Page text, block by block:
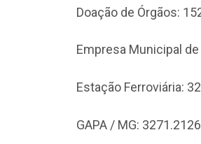
Doação de Órgãos:
Empresa Municipal
Estação Ferroviária:
GAPA / MG: 3271.2126